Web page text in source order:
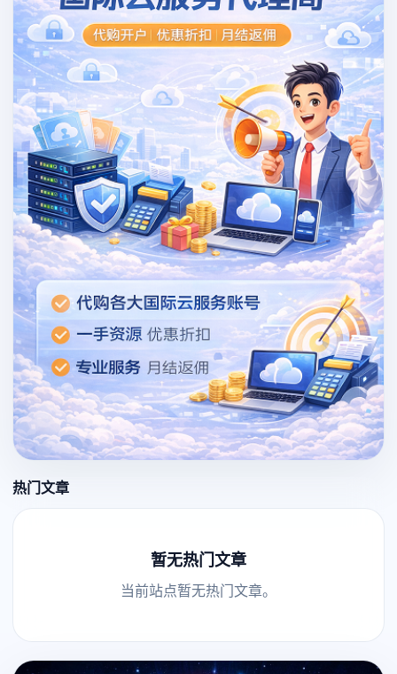
热门文章
暂无热门文章
当前站点暂无热门文章。